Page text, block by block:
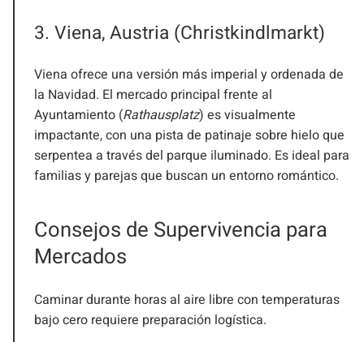
3. Viena, Austria (Christkindlmarkt)
Viena ofrece una versión más imperial y ordenada de
la Navidad. El mercado principal frente al
Ayuntamiento (Rathausplatz) es visualmente
impactante, con una pista de patinaje sobre hielo que
serpentea a través del parque iluminado. Es ideal para
familias y parejas que buscan un entorno romántico.
Consejos de Supervivencia para
Mercados
Caminar durante horas al aire libre con temperaturas
bajo cero requiere preparación logística.